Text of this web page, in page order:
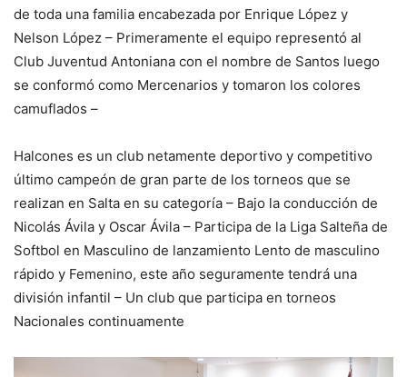
de toda una familia encabezada por Enrique López y
Nelson López – Primeramente el equipo representó al
Club Juventud Antoniana con el nombre de Santos luego
se conformó como Mercenarios y tomaron los colores
camuflados –
Halcones es un club netamente deportivo y competitivo
último campeón de gran parte de los torneos que se
realizan en Salta en su categoría – Bajo la conducción de
Nicolás Ávila y Oscar Ávila – Participa de la Liga Salteña de
Softbol en Masculino de lanzamiento Lento de masculino
rápido y Femenino, este año seguramente tendrá una
división infantil – Un club que participa en torneos
Nacionales continuamente